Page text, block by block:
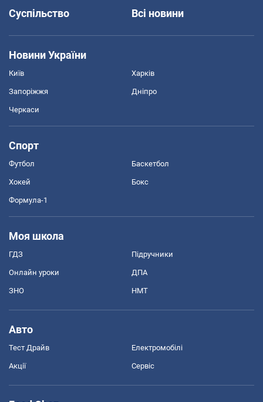
Суспільство
Всі новини
Новини України
Київ Харків
Запоріжжя Дніпро
Черкаси
Спорт
Футбол Баскетбол
Хокей Бокс
Формула-1
Моя школа
ГДЗ Підручники
Онлайн уроки ДПА
ЗНО НМТ
Авто
Тест Драйв Електромобілі
Акції Сервіс